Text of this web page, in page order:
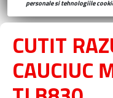
personale si tehnologiile
CUTIT
CAUCIUC